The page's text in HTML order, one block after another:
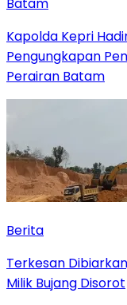
Kapolda Kepri
Pengungkapan
Perairan Batam
Berita
Terkesan
Milik Bujang Disorot